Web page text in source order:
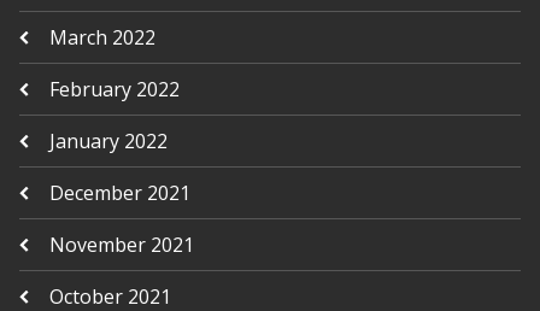
March 2022
February 2022
January 2022
December 2021
November 2021
October 2021